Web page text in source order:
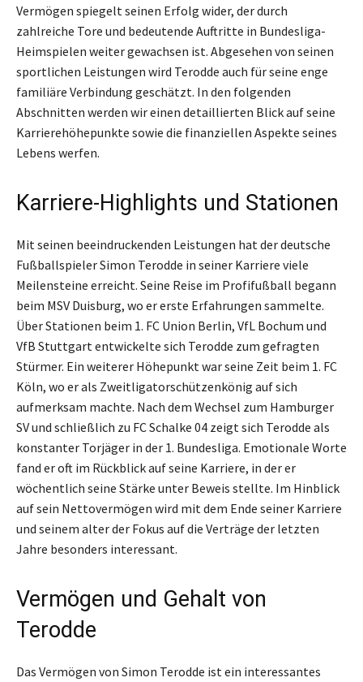
Vermögen spiegelt seinen Erfolg wider, der durch
zahlreiche Tore und bedeutende Auftritte in Bundesliga-
Heimspielen weiter gewachsen ist. Abgesehen von seinen
sportlichen Leistungen wird Terodde auch für seine enge
familiäre Verbindung geschätzt. In den folgenden
Abschnitten werden wir einen detaillierten Blick auf seine
Karrierehöhepunkte sowie die finanziellen Aspekte seines
Lebens werfen.
Karriere-Highlights und Stationen
Mit seinen beeindruckenden Leistungen hat der deutsche
Fußballspieler Simon Terodde in seiner Karriere viele
Meilensteine erreicht. Seine Reise im Profifußball begann
beim MSV Duisburg, wo er erste Erfahrungen sammelte.
Über Stationen beim 1. FC Union Berlin, VfL Bochum und
VfB Stuttgart entwickelte sich Terodde zum gefragten
Stürmer. Ein weiterer Höhepunkt war seine Zeit beim 1. FC
Köln, wo er als Zweitligatorschützenkönig auf sich
aufmerksam machte. Nach dem Wechsel zum Hamburger
SV und schließlich zu FC Schalke 04 zeigt sich Terodde als
konstanter Torjäger in der 1. Bundesliga. Emotionale Worte
fand er oft im Rückblick auf seine Karriere, in der er
wöchentlich seine Stärke unter Beweis stellte. Im Hinblick
auf sein Nettovermögen wird mit dem Ende seiner Karriere
und seinem alter der Fokus auf die Verträge der letzten
Jahre besonders interessant.
Vermögen und Gehalt von
Terodde
Das Vermögen von Simon Terodde ist ein interessantes